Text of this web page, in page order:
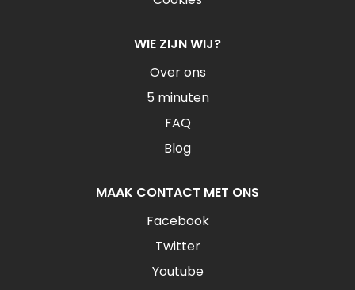
WIE ZIJN WIJ?
Over ons
5 minuten
FAQ
Blog
MAAK CONTACT MET ONS
Facebook
Twitter
Youtube